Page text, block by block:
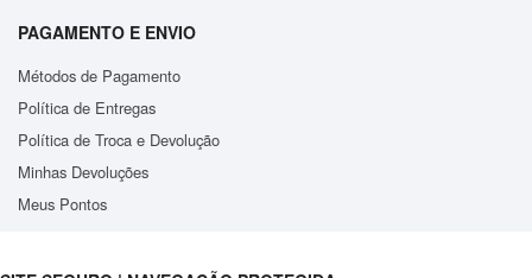
PAGAMENTO E ENVIO
Métodos de Pagamento
Política de Entregas
Política de Troca e Devolução
Minhas Devoluções
Meus Pontos